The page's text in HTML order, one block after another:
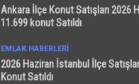
Ankara İlçe Konut Satışları 2026
11.699 konut Satıldı
EMLAK HABERLERI
2026 Haziran İstanbul İlçe
Konut Satıldı